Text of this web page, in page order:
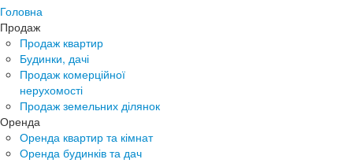
Головна
Продаж
Продаж квартир
Будинки, дачі
Продаж комерційної
нерухомості
Продаж земельних ділянок
Оренда
Оренда квартир та кімнат
Оренда будинків та дач